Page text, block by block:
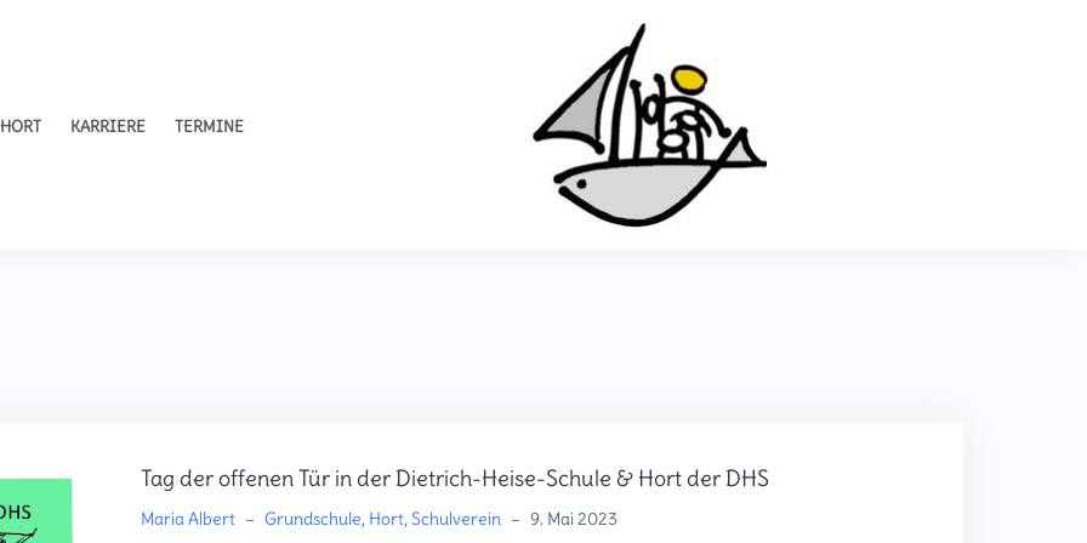
HORT KARRIERE TERMINE
Tag der offenen Tür in der Dietrich-Heise-Schule & Hort der DHS
Maria Albert – Grundschule, Hort, Schulverein – 9. Mai 2023